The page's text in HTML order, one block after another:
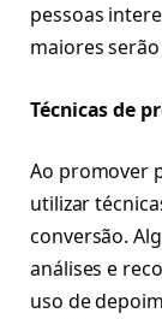
pessoas
maiores
Técnicas de
Ao promover
utilizar
conversão.
análises e
uso de